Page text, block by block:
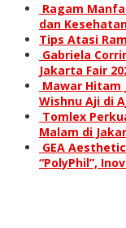
Ragam
dan
Tips Atasi
Gabriela
Jakarta Fair
Mawar Hitam
Wishnu Aji di
Tomlex
Malam di
GEA
“PolyPhil”,